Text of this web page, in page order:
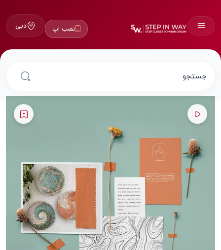
نصب اپ دبی